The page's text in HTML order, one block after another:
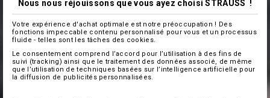
Nous nous réjouissons que vous ayez choisi STRAUSS !
Votre expérience d'achat optimale est notre préoccupation ! Des
fonctions impeccable contenu personnalisé pour vous et un processus
fluide - telles sont les tâches des cookies.
Le consentement comprend l’accord pour l’utilisation à des fins de
suivi (tracking) ainsi que le traitement des données associé, de même
que l’utilisation de techniques basées sur l’intelligence artificielle pour
la diffusion de publicités personnalisées.